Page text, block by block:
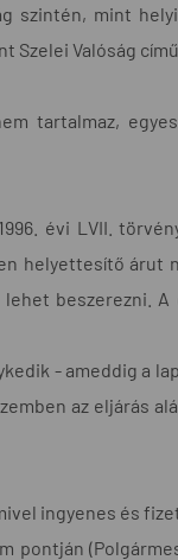
szintén, mint
Szelei Valóság
tartalmaz,
évi LVII.
helyettesítő árut
beszerezni.
- ameddig a
az eljárás
ingyenes és